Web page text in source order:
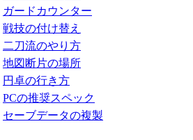
ガードカウンター
戦技の付け替え
二刀流のやり方
地図断片の場所
円卓の行き方
PCの推奨スペック
セーブデータの複製